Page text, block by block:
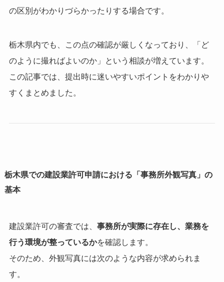
の区別がわかりづらかったりする場合です。
栃木県内でも、この点の確認が厳しくなっており、
「ど
のように撮ればよいのか」という相談が増えています。
この記事では、提出時に迷いやすいポイントをわかりや
すくまとめました。
栃木県での建設業許可申請における「事務所外観写真」の
基本
建設業許可の審査では、 事務所が実際に存在し、業務を
行う環境が整っているかを確認します。
そのため、外観写真には次のような内容が求められま
す。